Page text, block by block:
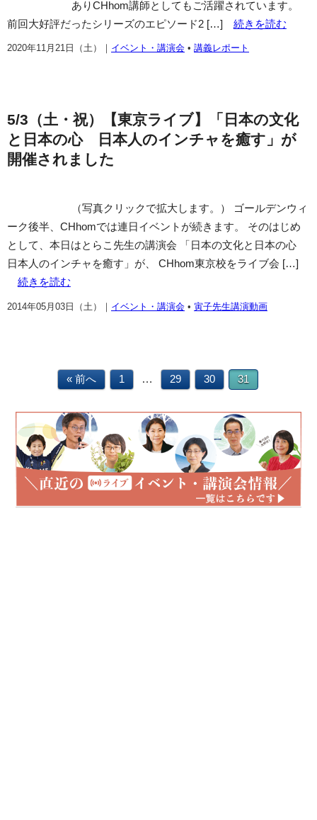
ありCHhom講師としてもご活躍されています。
前回大好評だったシリーズのエピソード2 […]
続きを読む
2020年11月21日（土） ｜ イベント・講演会 • 講義レポート
5/3（土・祝）【東京ライブ】「日本の文化
と日本の心 日本人のインチャを癒す」が
開催されました
（写真クリックで拡大します。） ゴールデンウィ
ーク後半、CHhomでは連日イベントが続きます。 そのはじめ
として、本日はとらこ先生の講演会 「日本の文化と日本の心
日本人のインチャを癒す」が、 CHhom東京校をライブ会 […]
続きを読む
2014年05月03日（土） ｜ イベント・講演会 • 寅子先生講演動画
« 前へ 1 … 29 30 31